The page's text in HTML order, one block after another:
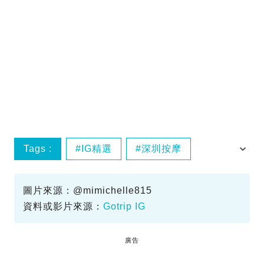
Tags : IG精選 深圳按摩
圖片來源：@mimichelle815
資料或影片來源： Gotrip IG
廣告